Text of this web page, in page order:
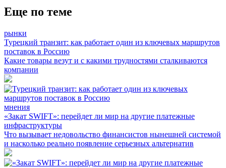
Еще по теме
рынки
Турецкий транзит: как работает один из ключевых маршрутов
поставок в Россию
Какие товары везут и с какими трудностями сталкиваются
компании
мнения
«Закат SWIFT»: перейдет ли мир на другие платежные
инфраструктуры
Что вызывает недовольство финансистов нынешней системой
и насколько реально появление серьезных альтернатив